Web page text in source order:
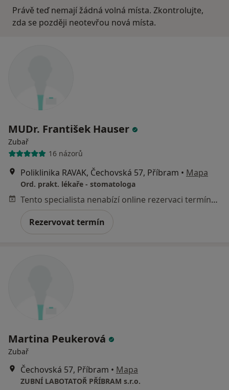
Právě teď nemají žádná volná místa. Zkontrolujte,
zda se později neotevřou nová místa.
MUDr. František Hauser
Zubař
16 názorů
Poliklinika RAVAK, Čechovská 57, Příbram • Mapa
Ord. prakt. lékaře - stomatologa
Tento specialista nenabízí online rezervaci termínu na této adrese.
Rezervovat termín
Martina Peukerová
Zubař
Čechovská 57, Příbram • Mapa
ZUBNÍ LABOTATOŘ PŘÍBRAM s.r.o.